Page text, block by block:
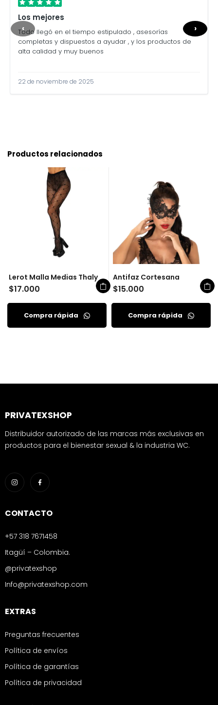
Los mejores
Todo llegó en el tiempo estipulado , asesorías
completas y dispuestos a ayudar , y los productos de
alta calidad y muy buenos
22 de noviembre de 2025
‹ ›
Productos relacionados
Lerot Malla Medias Thaly
$17.000
Compra rápida
Antifaz Cortesana
$15.000
Compra rápida
PRIVATEXSHOP
Distribuidor autorizado de las marcas más exclusivas en
productos para el bienestar sexual & la industria WC.
CONTACTO
+57 318 7671458
Itagüí – Colombia.
@privatexshop
Info@privatexshop.com
EXTRAS
Preguntas frecuentes
Política de envíos
Política de garantías
Política de privacidad